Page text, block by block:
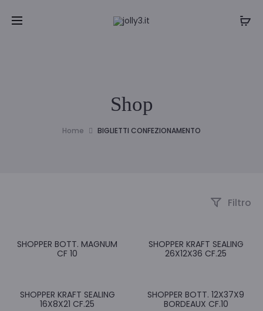
Shop
Home BIGLIETTI CONFEZIONAMENTO
Filtro
SHOPPER BOTT. MAGNUM
CF 10
SHOPPER KRAFT SEALING
26X12X36 CF.25
SHOPPER KRAFT SEALING
16X8X21 CF.25
SHOPPER BOTT. 12X37X9
BORDEAUX CF.10